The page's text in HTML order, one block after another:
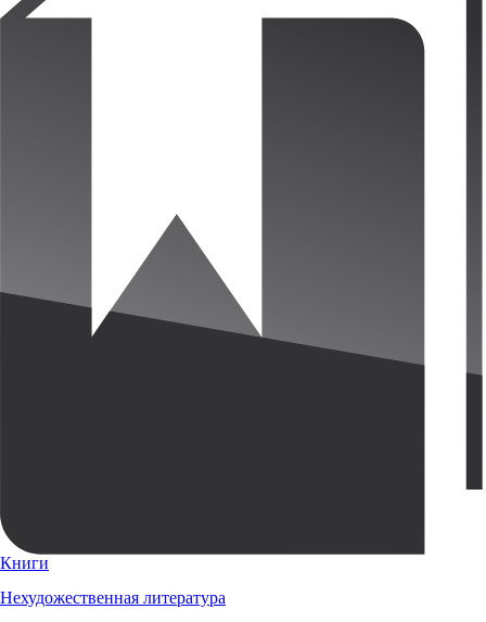
Книги
Нехудожественная литература